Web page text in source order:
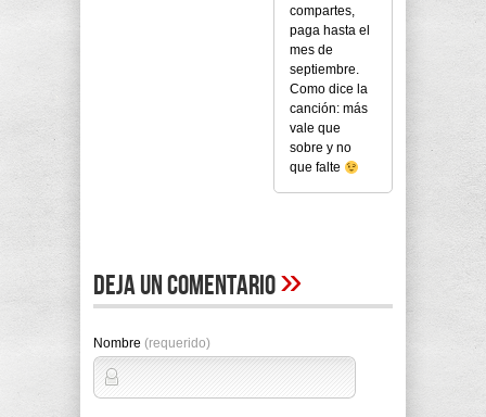
compartes,
paga hasta el
mes de
septiembre.
Como dice la
canción: más
vale que
sobre y no
que falte
Deja un comentario»
Nombre (requerido)